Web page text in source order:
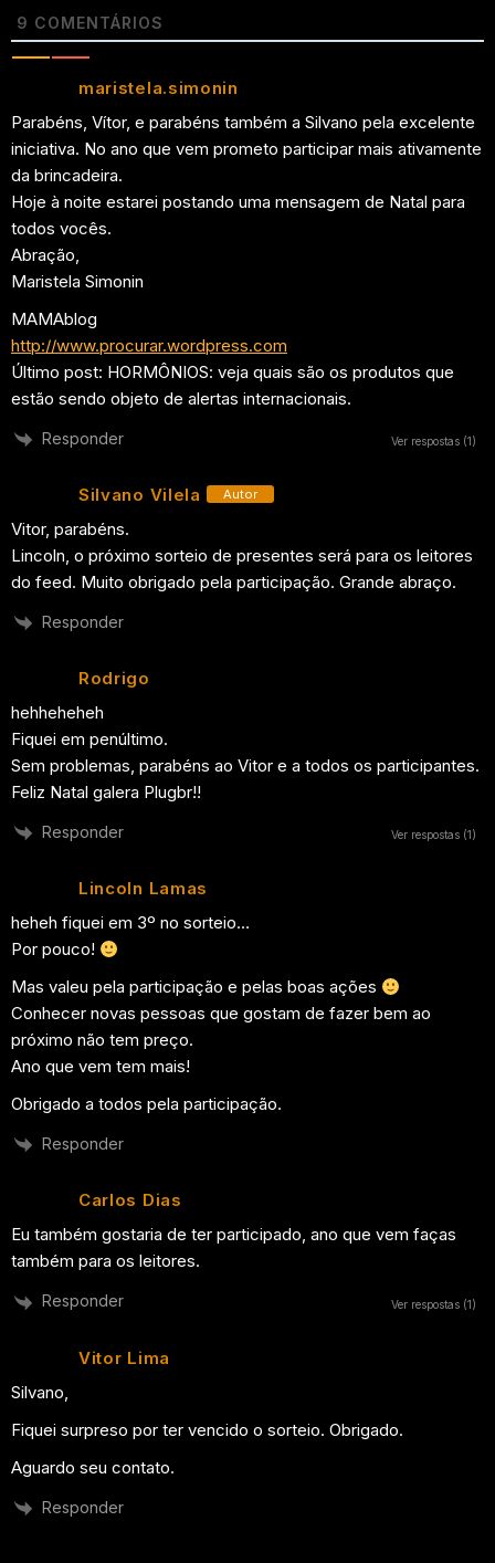
9 COMENTÁRIOS
maristela.simonin
Parabéns, Vítor, e parabéns também a Silvano pela excelente
iniciativa. No ano que vem prometo participar mais ativamente
da brincadeira.
Hoje à noite estarei postando uma mensagem de Natal para
todos vocês.
Abração,
Maristela Simonin
MAMAblog
http://www.procurar.wordpress.com
Último post: HORMÔNIOS: veja quais são os produtos que
estão sendo objeto de alertas internacionais.
Responder Ver respostas (1)
Silvano Vilela Autor
Vitor, parabéns.
Lincoln, o próximo sorteio de presentes será para os leitores
do feed. Muito obrigado pela participação. Grande abraço.
Responder
Rodrigo
hehheheheh
Fiquei em penúltimo.
Sem problemas, parabéns ao Vitor e a todos os participantes.
Feliz Natal galera Plugbr!!
Responder Ver respostas (1)
Lincoln Lamas
heheh fiquei em 3º no sorteio…
Por pouco!
Mas valeu pela participação e pelas boas ações
Conhecer novas pessoas que gostam de fazer bem ao
próximo não tem preço.
Ano que vem tem mais!
Obrigado a todos pela participação.
Responder
Carlos Dias
Eu também gostaria de ter participado, ano que vem faças
também para os leitores.
Responder Ver respostas (1)
Vitor Lima
Silvano,
Fiquei surpreso por ter vencido o sorteio. Obrigado.
Aguardo seu contato.
Responder